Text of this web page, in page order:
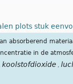
plots stuk
absorberend
in de
koolstofdioxide